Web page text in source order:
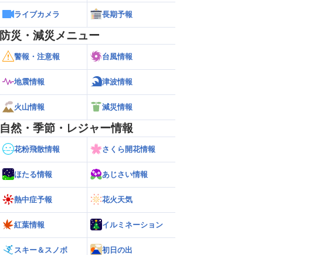
ライブカメラ 長期予報
防災・減災メニュー
警報・注意報 台風情報
地震情報 津波情報
火山情報 減災情報
自然・季節・レジャー情報
花粉飛散情報 さくら開花情報
ほたる情報 あじさい情報
熱中症予報 花火天気
紅葉情報 イルミネーション
スキー＆スノボ 初日の出